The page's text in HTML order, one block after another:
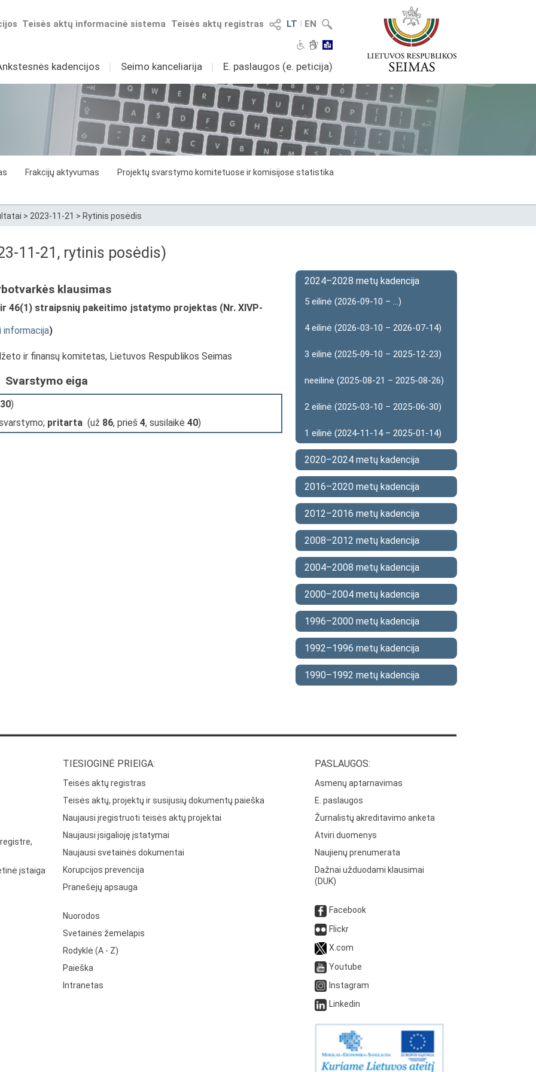
LT I EN
Teisės aktų registras
Teisės aktų informacinė sistema
kadencijos I Seimo kanceliarija I E. paslaugos (e. peticija)
Frakcijų aktyvumas
Projektų svarstymo komitetuose ir komisijose statistika
> 2023-11-21 > Rytinis posėdis
11-21, rytinis posėdis)
klausimas
46(1) straipsnių pakeitimo įstatymo projektas (Nr. XIVP-
informacija)
ir finansų komitetas, Lietuvos Respublikos Seimas
Svarstymo eiga
)
pritarta (už 86, prieš 4, susilaikė 40)
2024–2028 metų kadencija
5 eilinė (2026-09-10 – ...)
4 eilinė (2026-03-10 – 2026-07-14)
3 eilinė (2025-09-10 – 2025-12-23)
neeilinė (2025-08-21 – 2025-08-26)
2 eilinė (2025-03-10 – 2025-06-30)
1 eilinė (2024-11-14 – 2025-01-14)
2020–2024 metų kadencija
2016–2020 metų kadencija
2012–2016 metų kadencija
2008–2012 metų kadencija
2004–2008 metų kadencija
2000–2004 metų kadencija
1996–2000 metų kadencija
1992–1996 metų kadencija
1990–1992 metų kadencija
įstaiga
TIESIOGINĖ PRIEIGA:
Teisės aktų registras
Teisės aktų, projektų ir susijusių dokumentų paieška
Naujausi įregistruoti teisės aktų projektai
Naujausi įsigalioję įstatymai
Naujausi svetainės dokumentai
Korupcijos prevencija
Pranešėjų apsauga
Nuorodos
Svetainės žemėlapis
Rodyklė (A - Z)
Paieška
Intranetas
PASLAUGOS:
Asmenų aptarnavimas
E. paslaugos
Žurnalistų akreditavimo anketa
Atviri duomenys
Naujienų prenumerata
Dažnai užduodami klausimai
(DUK)
Facebook
Flickr
X.com
Youtube
Instagram
Linkedin